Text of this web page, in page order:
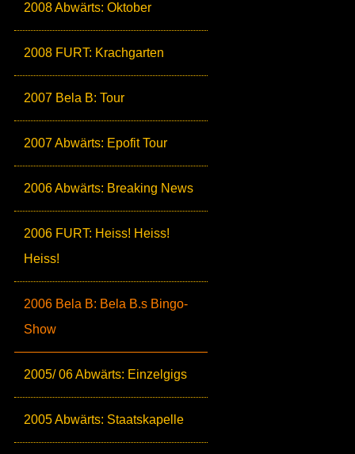
2008 Abwärts: Oktober
2008 FURT: Krachgarten
2007 Bela B: Tour
2007 Abwärts: Epofit Tour
2006 Abwärts: Breaking News
2006 FURT: Heiss! Heiss!
Heiss!
2006 Bela B: Bela B.s Bingo-
Show
2005/ 06 Abwärts: Einzelgigs
2005 Abwärts: Staatskapelle